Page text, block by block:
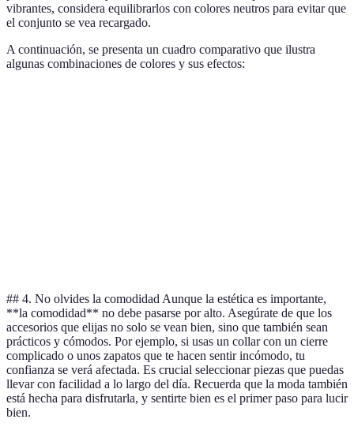
vibrantes, considera equilibrarlos con colores neutros para evitar que
el conjunto se vea recargado.
A continuación, se presenta un cuadro comparativo que ilustra
algunas combinaciones de colores y sus efectos:
## 4. No olvides la comodidad Aunque la estética es importante,
**la comodidad** no debe pasarse por alto. Asegúrate de que los
accesorios que elijas no solo se vean bien, sino que también sean
prácticos y cómodos. Por ejemplo, si usas un collar con un cierre
complicado o unos zapatos que te hacen sentir incómodo, tu
confianza se verá afectada. Es crucial seleccionar piezas que puedas
llevar con facilidad a lo largo del día. Recuerda que la moda también
está hecha para disfrutarla, y sentirte bien es el primer paso para lucir
bien.